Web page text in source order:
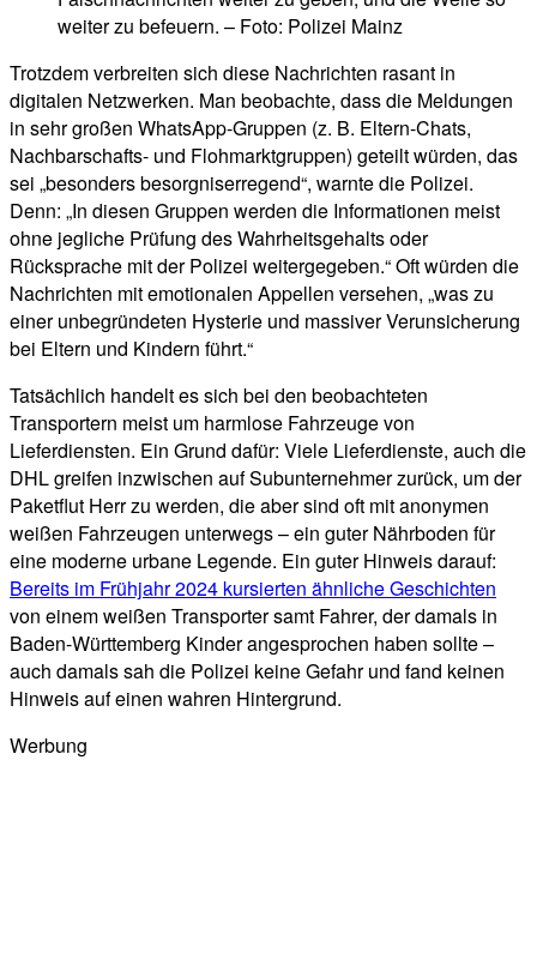
weiter zu befeuern. – Foto: Polizei Mainz
Trotzdem verbreiten sich diese Nachrichten rasant in
digitalen Netzwerken. Man beobachte, dass die Meldungen
in sehr großen WhatsApp-Gruppen (z. B. Eltern-Chats,
Nachbarschafts- und Flohmarktgruppen) geteilt würden, das
sei „besonders besorgniserregend“, warnte die Polizei.
Denn: „In diesen Gruppen werden die Informationen meist
ohne jegliche Prüfung des Wahrheitsgehalts oder
Rücksprache mit der Polizei weitergegeben.“ Oft würden die
Nachrichten mit emotionalen Appellen versehen, „was zu
einer unbegründeten Hysterie und massiver Verunsicherung
bei Eltern und Kindern führt.“
Tatsächlich handelt es sich bei den beobachteten
Transportern meist um harmlose Fahrzeuge von
Lieferdiensten. Ein Grund dafür: Viele Lieferdienste, auch die
DHL greifen inzwischen auf Subunternehmer zurück, um der
Paketflut Herr zu werden, die aber sind oft mit anonymen
weißen Fahrzeugen unterwegs – ein guter Nährboden für
eine moderne urbane Legende. Ein guter Hinweis darauf:
Bereits im Frühjahr 2024 kursierten ähnliche Geschichten
von einem weißen Transporter samt Fahrer, der damals in
Baden-Württemberg Kinder angesprochen haben sollte –
auch damals sah die Polizei keine Gefahr und fand keinen
Hinweis auf einen wahren Hintergrund.
Werbung